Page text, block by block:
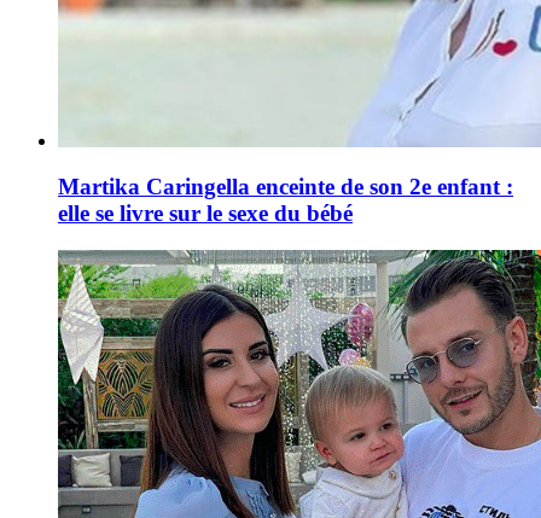
Martika Caringella enceinte de son 2e enfant :
elle se livre sur le sexe du bébé